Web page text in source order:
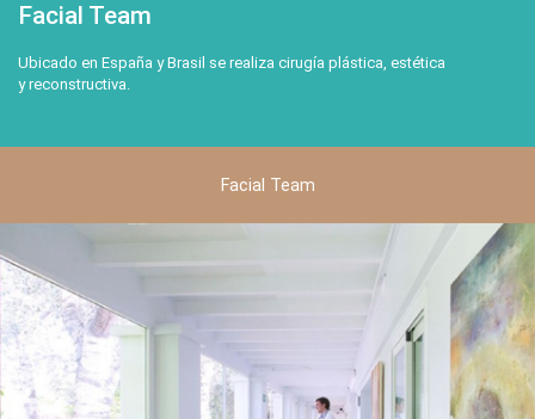
Facial Team
Ubicado en España y Brasil se realiza cirugía plástica, estética
y reconstructiva.
Facial Team